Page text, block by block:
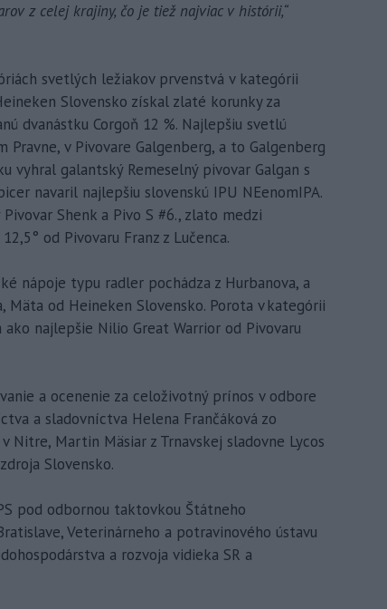
z celej krajiny, čo je tiež najviac v histórii,“
svetlých ležiakov prvenstvá v kategórii
Slovensko získal zlaté korunky za
dvanástku Corgoň 12 %. Najlepšiu svetlú
v Pivovare Galgenberg, a to Galgenberg
vyhral galantský Remeselný pivovar Galgan s
navaril najlepšiu slovenskú IPU NEenomIPA.
Shenk a Pivo S #6., zlato medzi
od Pivovaru Franz z Lučenca.
nápoje typu radler pochádza z Hurbanova, a
Mäta od Heineken Slovensko. Porota v kategórii
najlepšie Nilio Great Warrior od Pivovaru
a ocenenie za celoživotný prínos v odbore
a sladovníctva Helena Frančáková zo
Nitre, Martin Mäsiar z Trnavskej sladovne Lycos
Slovensko.
pod odbornou taktovkou Štátneho
Veterinárneho a potravinového ústavu
a rozvoja vidieka SR a